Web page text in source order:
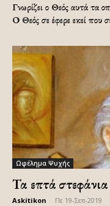
Γνωρίζει ο Θεός αυτά τα
Ο Θεός σε έφερε εκεί που
Ωφέλημα Ψυχής
Τα επτά στεφάνια
Askitikon Πε 19-Σεπ-2019